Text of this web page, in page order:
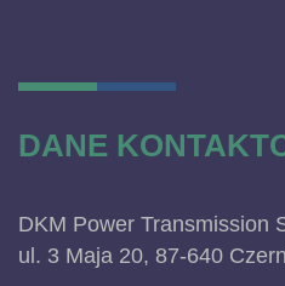
DANE
DKM Power Transmission
ul. 3 Maja 20, 87-640